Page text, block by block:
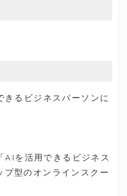
るビジネスパーソンに
AIを活用できるビジネス
型のオンラインスクー